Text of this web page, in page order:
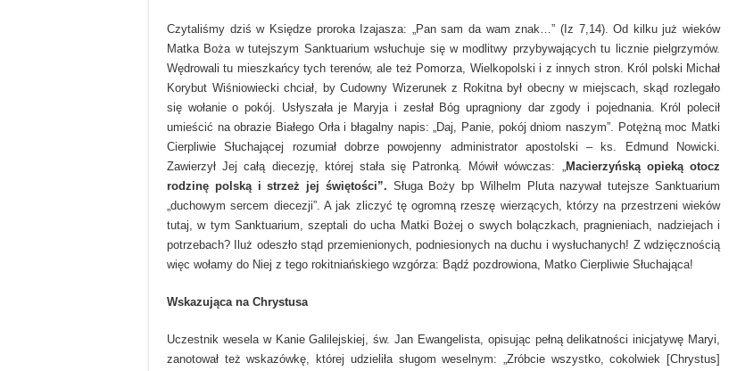
Czytaliśmy dziś w Księdze proroka Izajasza: „Pan sam da wam znak…” (Iz 7,14). Od kilku już wieków
Matka Boża w tutejszym Sanktuarium wsłuchuje się w modlitwy przybywających tu licznie pielgrzymów.
Wędrowali tu mieszkańcy tych terenów, ale też Pomorza, Wielkopolski i z innych stron. Król polski Michał
Korybut Wiśniowiecki chciał, by Cudowny Wizerunek z Rokitna był obecny w miejscach, skąd rozlegało
się wołanie o pokój. Usłyszała je Maryja i zesłał Bóg upragniony dar zgody i pojednania. Król polecił
umieścić na obrazie Białego Orła i błagalny napis: „Daj, Panie, pokój dniom naszym”. Potężną moc Matki
Cierpliwie Słuchającej rozumiał dobrze powojenny administrator apostolski – ks. Edmund Nowicki.
Zawierzył Jej całą diecezję, której stała się Patronką. Mówił wówczas: „Macierzyńską opieką otocz
rodzinę polską i strzeż jej świętości”. Sługa Boży bp Wilhelm Pluta nazywał tutejsze Sanktuarium
„duchowym sercem diecezji”. A jak zliczyć tę ogromną rzeszę wierzących, którzy na przestrzeni wieków
tutaj, w tym Sanktuarium, szeptali do ucha Matki Bożej o swych bolączkach, pragnieniach, nadziejach i
potrzebach? Iluż odeszło stąd przemienionych, podniesionych na duchu i wysłuchanych! Z wdzięcznością
więc wołamy do Niej z tego rokitniańskiego wzgórza: Bądź pozdrowiona, Matko Cierpliwie Słuchająca!
Wskazująca na Chrystusa
Uczestnik wesela w Kanie Galilejskiej, św. Jan Ewangelista, opisując pełną delikatności inicjatywę Maryi,
zanotował też wskazówkę, której udzieliła sługom weselnym: „Zróbcie wszystko, cokolwiek [Chrystus]